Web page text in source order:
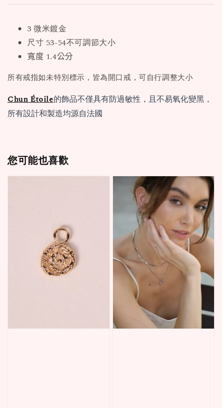
3 微米鍍金
尺寸 53-54不可調節大小
寬度 1.4公分
所有戒指如未特別標示，皆為開口戒，可自行調整大小
Chun Étoile的飾品不僅具有防過敏性，且不易氧化變黑，
所有設計和製造均源自法國
您可能也喜歡